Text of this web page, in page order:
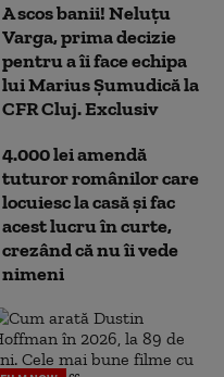
A scos banii! Neluțu
Varga, prima decizie
pentru a îi face echipa
lui Marius Șumudică la
CFR Cluj. Exclusiv
4.000 lei amendă
tuturor românilor care
locuiesc la casă și fac
acest lucru în curte,
crezând că nu îi vede
nimeni